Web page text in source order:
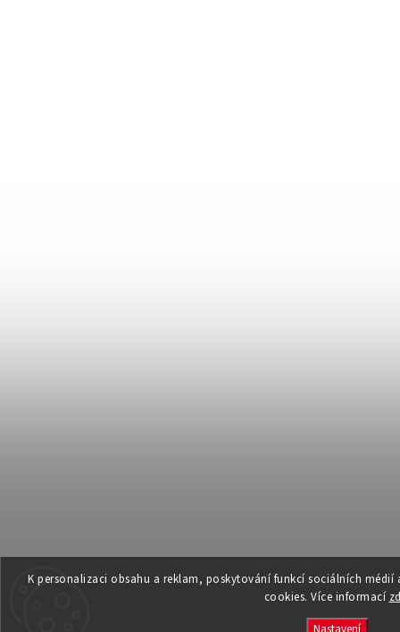
K personalizaci obsahu a reklam, poskytování funkcí sociálních
cookies. Více informací